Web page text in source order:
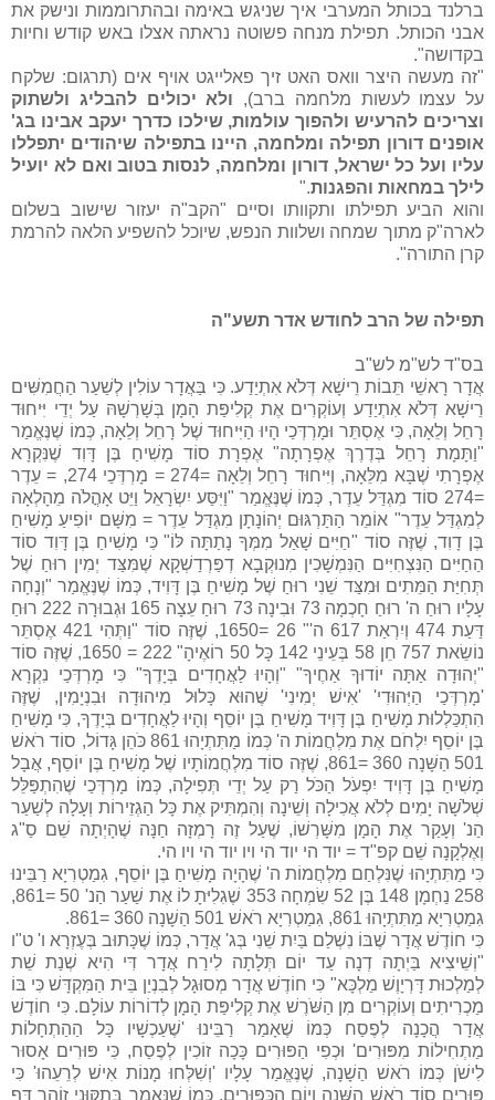
ברלנד בכותל המערבי איך שניגש באימה ובהתרוממות ונישק את
אבני הכותל. תפילת מנחה פשוטה נראתה אצלו באש קודש וחיות
בקדושה".
"זה מעשה היצר וואס האט זיך פאלייגט אויף אים (תרגום: שלקח
על עצמו לעשות מלחמה ברב), ולא יכולים להבליג ולשתוק
וצריכים להרעיש ולהפוך עולמות, שילכו כדרך יעקב אבינו בג'
אופנים דורון תפילה ומלחמה, היינו בתפילה שיהודים יתפללו
עליו ועל כל ישראל, דורון ומלחמה, לנסות בטוב ואם לא יועיל
לילך במחאות והפגנות".
והוא הביע תפילתו ותקוותו וסיים "הקב"ה יעזור שישוב בשלום
לארה"ק מתוך שמחה ושלוות הנפש, שיוכל להשפיע הלאה להרמת
קרן התורה".
תפילה של הרב לחודש אדר תשע"ה
בס"ד לש"מ לש"ב
אֲדָר רָאשֵׁי תֵּבוֹת רֵישָׁא דְּלֹא אִתְיַדַע. כִּי בַּאֲדָר עוֹלִין לְשַׁעַר הַחֲמִשִּׁים
רֵישָׁא דְּלֹא אִתְיַדַע וְעוֹקְרִים אֶת קְלִיפַּת הָמָן בְּשָׁרְשָׁהּ עַל יְדֵי יִּיחוּד
רָחֵל וְלֵאָה, כִּי אֶסְתֵּר וּמָרְדְּכַי הָיוּ הַיִּיחוּד שֶׁל רָחֵל וְלֵאָה, כְּמוֹ שֶׁנֶּאֱמַר
"וַתָּמָת רָחֵל בְּדֶרֶךְ אֶפְרָתָה" אֶפְרָת סוֹד מָשִׁיחַ בֶּן דָּוִד שֶׁנִּקְרָא
אֶפְרָתִי שֶׁבָּא מִלֵּאָה, וְיִּיחוּד רָחֵל וְלֵאָה =274 = מָרְדְּכַי 274, = עֵדֶר
=274 סוֹד מִגְדַּל עֵדֶר, כְּמוֹ שֶׁנֶּאֱמַר "וַיִּסַּע יִשְׂרָאֵל וַיֵּט אָהֳלֹה מֵהָלְאָה
לְמִגְדַּל עֵדֶר" אוֹמֵר הַתַּרְגּוּם יְהוֹנָתָן מִגְדַּל עֵדֶר = מִשָּׁם יוֹפִיעַ מָשִׁיחַ
בֶּן דָוִד, שֶׁזֶּה סוֹד "חַיִּים שָׁאַל מִמְּךָ נָתַתָּה לּוֹ" כִּי מָשִׁיחַ בֶּן דָּוִד סוֹד
הַחַיִּים הַנִּצְחִיִּים הַנִּמְשָׁכִין מִנוּקְבָא דְפַּרְדַשְׁקָא שֶׁמִּצַּד יְמִין רוּחַ שֶׁל
תְּחִיַּת הַמֵּתִים וּמִצַּד שֵׁנִי רוּחַ שֶׁל מָשִׁיחַ בֶּן דָּוִיד, כְּמוֹ שֶׁנֶּאֱמַר "וְנָחָה
עָלָיו רוּחַ ה' רוּחַ חָכְמָה 73 וּבִינָה 73 רוּחַ עֵצָה 165 וּגְבוּרָה 222 רוּחַ
דַּעַת 474 וְיִרְאַת 617 ה'" 26 =1650, שֶׁזֶּה סוֹד "וַתְּהִי 421 אֶסְתֵּר
נוֹשֵׂאת 757 חֵן 58 בְּעֵינֵי 142 כָּל 50 רוֹאֶיהָ" 222 = 1650, שֶׁזֶּה סוֹד
"יְהוּדָה אַתָּה יוֹדוּךָ אַחֶיךָ" "וְהָיוּ לַאֲחָדִים בְּיָדֶךָ" כִּי מָרְדְּכַי נִקְרָא
'מָרְדְּכַי הַיְּהוּדִי' 'אִישׁ יְמִינִי' שֶׁהוּא כָּלוּל מִיהוּדָה וּבִנְיָמִין, שֶׁזֶּה
הִתְכַּלְלוּת מָשִׁיחַ בֶּן דָּוִיד מָשִׁיחַ בֶּן יוֹסֵף וְהָיוּ לַאֲחָדִים בְּיָדֶךָ, כִּי מָשִׁיחַ
בֶּן יוֹסֵף יִלְחֹם אֶת מִלְחֲמוֹת ה' כְּמוֹ מַתִּתְיָהוּ 861 כֹּהֵן גָּדוֹל, סוֹד רֹאשׁ
501 הַשָּׁנָה 360 =861, שֶׁזֶּה סוֹד מִלְחֲמוֹתָיו שֶׁל מָשִׁיחַ בֶּן יוֹסֵף, אֲבָל
מָשִׁיחַ בֶּן דָּוִיד יִפְעֹל הַכֹּל רַק עַל יְדֵי תְּפִילָה, כְּמוֹ מָרְדְּכַי שֶׁהִתְפַּלֵּל
שְׁלֹשָׁה יָמִים לְלֹא אֲכִילָה וְשֵׁינָה וְהִמְתִּיק אֶת כָּל הַגְזֵירוֹת וְעָלָה לְשַׁעַר
הַנ' וְעָקַר אֶת הָמָן מִשָּׁרְשׁוֹ, שֶׁעַל זֶה רָמְזָה חַנָּה שֶׁהָיְתָה שֵׁם סַ"ג
וְאֶלְקָנָה שֵׁם קפ"ד = יוד הי יוד הי ויו יוד הי ויו הי.
כִּי מַתִּתְיָהוּ שֶׁנִּלְחַם מִלְחֲמוֹת ה' שֶׁהָיָה מָשִׁיחַ בֶּן יוֹסֵף, גִמַטְרִיָא רַבֵּינוּ
258 נַחְמָן 148 בֶּן 52 שִׂמְחָה 353 שֶׁגִלִיּתָ לוֹ אֶת שַׁעַר הַנ' 50 =861,
גִמַטְרִיָא מַתִּתְיָהוּ 861, גִמַטְרִיָא רֹאשׁ 501 הַשָׁנָה 360 =861.
כִּי חוֹדֶשׁ אֲדָר שֶׁבּוֹ נִשְׁלַם בַּיִת שֵׁנִי בְּג' אֲדָר, כְּמוֹ שֶׁכָּתוּב בְּעֶזְרָא ו' ט"ו
"וְשֵׁיצִיא בַּיְתָה דְנָה עַד יוֹם תְּלָתָה לִירַח אֲדָר דִּי הִיא שְׁנַת שֵׁת
לְמַלְכוּת דָּרְיָוֶשׁ מַלְכָּא" כִּי חוֹדֶשׁ אֲדָר מְסוּגָל לְבִנְיַן בֵּית הַמִּקְדָּשׁ כִּי בּוֹ
מַכְרִיתִים וְעוֹקְרִים מִן הַשֹּׁרֶשׁ אֶת קְלִיפַּת הָמָן לְדוֹרוֹת עוֹלָם. כִּי חוֹדֶשׁ
אֲדָר הֲכָנָה לְפֶסַח כְּמוֹ שֶׁאָמַר רַבֵּינוּ 'שֶׁעַכְשָׁיו כָּל הַהַתְחָלוֹת
מַתְחִילוֹת מִפּוּרִים' וּכְפִי הַפּוּרִים כָּכָה זוֹכִין לְפֶסַח, כִּי פּוּרִים אָסוּר
לִישֹׁן כְּמוֹ רֹאשׁ הַשָׁנָה, שֶׁנֶּאֱמַר עָלָיו 'וְשִׁלְּחוּ מָנוֹת אִישׁ לְרֵעֵהוּ' כִּי
פּוּרִים סוֹד רֹאשׁ הַשָּׁנָה וְיוֹם הַכִּפּוּרִים, כְּמוֹ שֶׁנֶּאֱמַר בְּתִקּוּנֵי זוֹהַר דַּף